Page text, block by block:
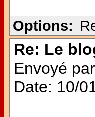
Options:
Re: Le
Envoyé
Date: 10/